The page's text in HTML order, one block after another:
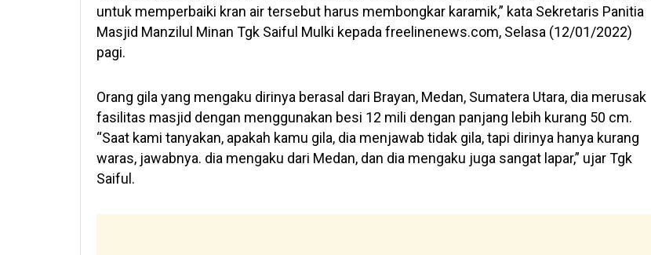
untuk memperbaiki kran air tersebut harus membongkar karamik,” kata Sekretaris Panitia
Masjid Manzilul Minan Tgk Saiful Mulki kepada freelinenews.com, Selasa (12/01/2022)
pagi.
Orang gila yang mengaku dirinya berasal dari Brayan, Medan, Sumatera Utara, dia merusak
fasilitas masjid dengan menggunakan besi 12 mili dengan panjang lebih kurang 50 cm.
“Saat kami tanyakan, apakah kamu gila, dia menjawab tidak gila, tapi dirinya hanya kurang
waras, jawabnya. dia mengaku dari Medan, dan dia mengaku juga sangat lapar,” ujar Tgk
Saiful.